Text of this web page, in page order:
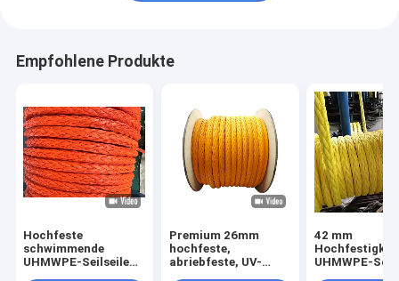
Empfohlene Produkte
Hochfeste
schwimmende
UHMWPE-Seilseile
Premium 26mm
hochfeste,
abriebfeste, UV-
42 mm
UHMWPE-